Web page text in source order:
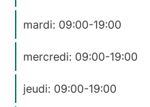
mardi: 09:00-19:00
mercredi: 09:00-19:00
jeudi: 09:00-19:00